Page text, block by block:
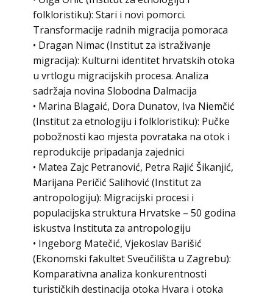
folkloristiku): Stari i novi pomorci.
Transformacije radnih migracija pomoraca
• Dragan Nimac (Institut za istraživanje
migracija): Kulturni identitet hrvatskih otoka
u vrtlogu migracijskih procesa. Analiza
sadržaja novina Slobodna Dalmacija
• Marina Blagaić, Dora Dunatov, Iva Niemčić
(Institut za etnologiju i folkloristiku): Pučke
pobožnosti kao mjesta povrataka na otok i
reprodukcije pripadanja zajednici
• Matea Zajc Petranović, Petra Rajić Šikanjić,
Marijana Peričić Salihović (Institut za
antropologiju): Migracijski procesi i
populacijska struktura Hrvatske – 50 godina
iskustva Instituta za antropologiju
• Ingeborg Matečić, Vjekoslav Barišić
(Ekonomski fakultet Sveučilišta u Zagrebu):
Komparativna analiza konkurentnosti
turističkih destinacija otoka Hvara i otoka